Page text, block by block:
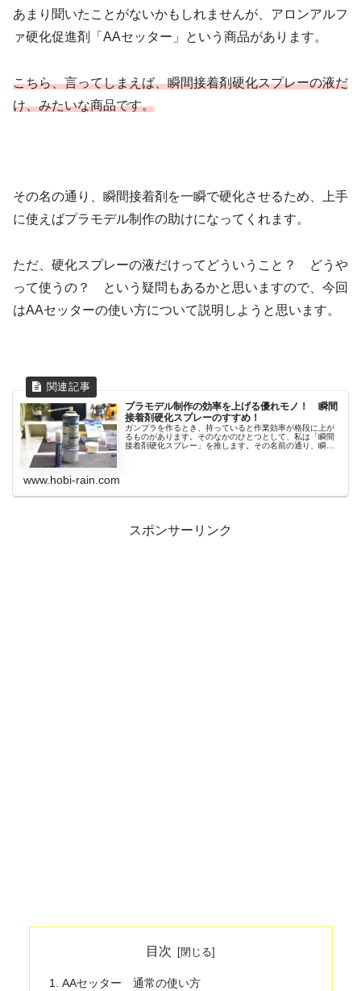
あまり聞いたことがないかもしれませんが、アロンアルフ
ァ硬化促進剤「AAセッター」という商品があります。
こちら、言ってしまえば、瞬間接着剤硬化スプレーの液だ
け、みたいな商品です。
その名の通り、瞬間接着剤を一瞬で硬化させるため、上手
に使えばプラモデル制作の助けになってくれます。
ただ、硬化スプレーの液だけってどういうこと？ どうや
って使うの？ という疑問もあるかと思いますので、今回
はAAセッターの使い方について説明しようと思います。
プラモデル制作の効率を上げる優れモノ！ 瞬間
接着剤硬化スプレーのすすめ！
ガンプラを作るとき、持っていると作業効率が格段に上が
るものがあります。そのなかのひとつとして、私は「瞬間
接着剤硬化スプレー」を推します。その名前の通り、瞬間
www.hobi-rain.com
スポンサーリンク
目次
AAセッター 通常の使い方